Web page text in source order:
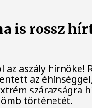
is rossz
az aszály hírnöke!
az
szárazságra
történetét.